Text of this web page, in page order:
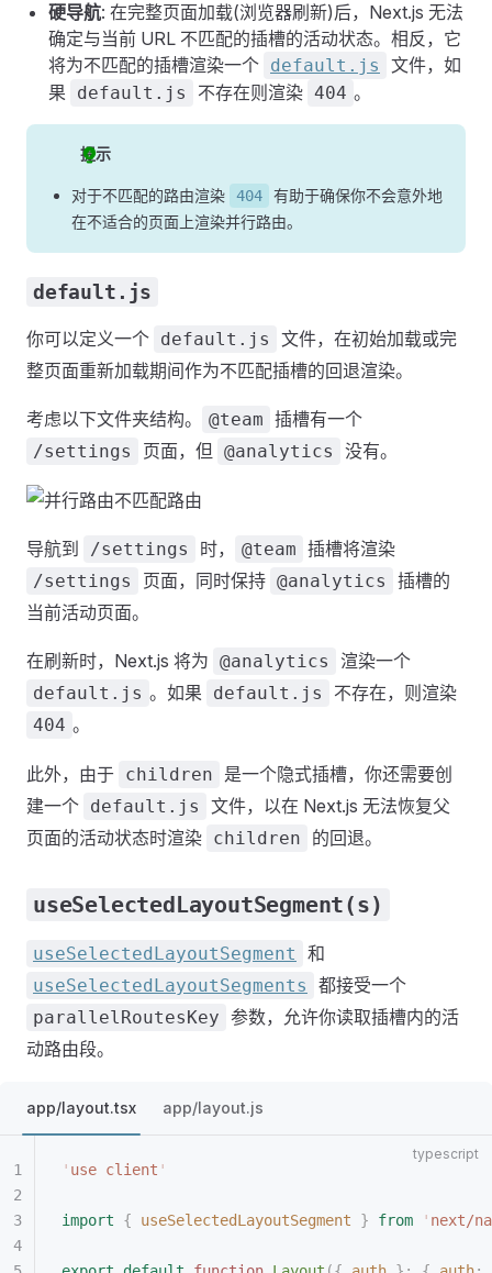
硬导航: 在完整页面加载(浏览器刷新)后，Next.js 无法
确定与当前 URL 不匹配的插槽的活动状态。相反，它
将为不匹配的插槽渲染一个 default.js
文件，如
果
default.js 不存在则渲染 404 。
提示
对于不匹配的路由渲染 404
有助于确保你不会意外地
在不适合的页面上渲染并行路由。
default.js
你可以定义一个 default.js
文件，在初始加载或完
整页面重新加载期间作为不匹配插槽的回退渲染。
考虑以下文件夹结构。 @team 插槽有一个
/settings 页面，但 @analytics 没有。
导航到 /settings 时， @team 插槽将渲染
/settings 页面，同时保持 @analytics
插槽的
当前活动页面。
在刷新时，Next.js 将为 @analytics 渲染一个
default.js 。如果 default.js 不存在，则渲染
404 。
此外，由于 children
是一个隐式插槽，你还需要创
建一个 default.js
文件，以在 Next.js 无法恢复父
页面的活动状态时渲染 children 的回退。
useSelectedLayoutSegment(s)
useSelectedLayoutSegment 和
useSelectedLayoutSegments 都接受一个
parallelRoutesKey 参数，允许你读取插槽内的活
动路由段。
app/layout.tsx app/layout.js
' use client '
import { useSelectedLayoutSegment } from ' next/